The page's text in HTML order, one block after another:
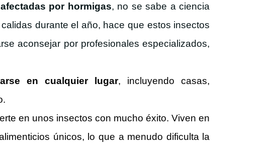
por hormigas, no se sabe a ciencia
durante el año, hace que estos insectos
aconsejar por profesionales especializados,
en cualquier lugar, incluyendo casas,
en unos insectos con mucho éxito. Viven en
únicos, lo que a menudo dificulta la